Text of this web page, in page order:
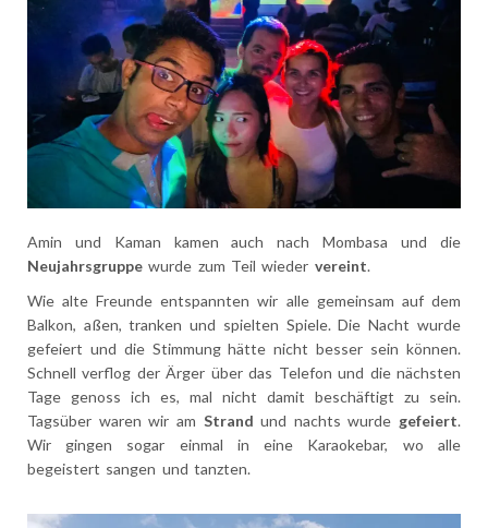
Amin und Kaman kamen auch nach Mombasa und die
Neujahrsgruppe wurde zum Teil wieder vereint.
Wie alte Freunde entspannten wir alle gemeinsam auf dem
Balkon, aßen, tranken und spielten Spiele. Die Nacht wurde
gefeiert und die Stimmung hätte nicht besser sein können.
Schnell verflog der Ärger über das Telefon und die nächsten
Tage genoss ich es, mal nicht damit beschäftigt zu sein.
Tagsüber waren wir am Strand und nachts wurde gefeiert.
Wir gingen sogar einmal in eine Karaokebar, wo alle
begeistert sangen und tanzten.